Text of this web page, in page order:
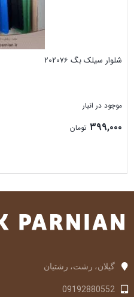
شلوار سیلک بگ 202076
موجود در انبار
۳۹۹,۰۰۰ تومان
گیلان، رشت، رشتیان
09192880552